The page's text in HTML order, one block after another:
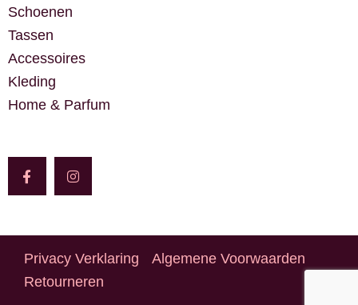
Schoenen
Tassen
Accessoires
Kleding
Home & Parfum
c
e
b
k
f
t
a
a
Privacy Verklaring
Algemene Voorwaarden
Retourneren